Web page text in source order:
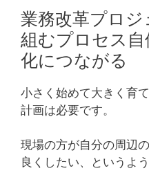
業務改革プロジ
組むプロセス
化につながる
小さく始めて大きく育
計画は必要です。
現場の方が自分の周辺
良くしたい、というよ